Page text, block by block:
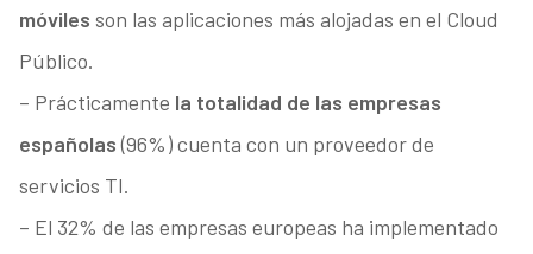
móviles son las aplicaciones más alojadas en el Cloud
Público.
– Prácticamente la totalidad de las empresas
españolas(96%) cuenta con un proveedor de
servicios TI.
– El 32% de las empresas europeas ha implementado